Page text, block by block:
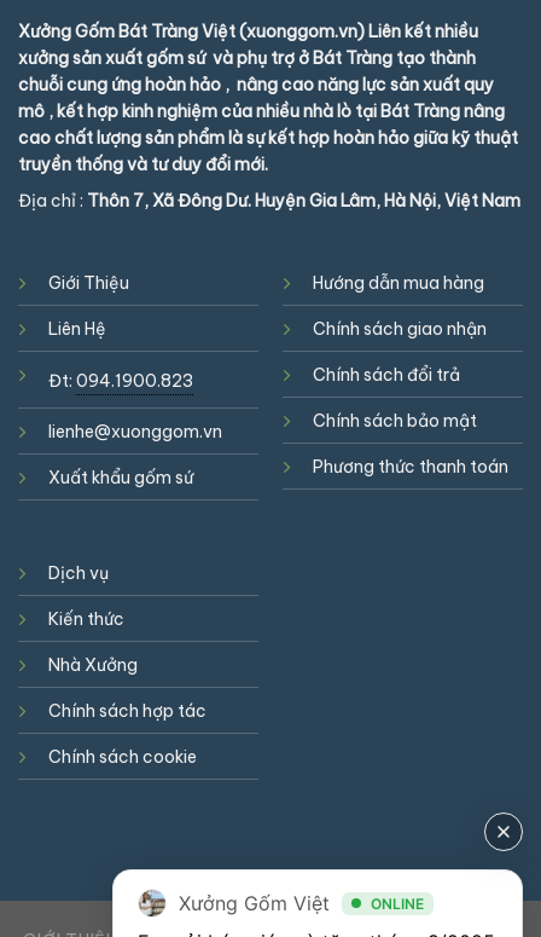
Xưởng Gốm Bát Tràng Việt (xuonggom.vn) Liên kết nhiều
xưởng sản xuất gốm sứ và phụ trợ ở Bát Tràng tạo thành
chuỗi cung ứng hoàn hảo , nâng cao năng lực sản xuất quy
mô , kết hợp kinh nghiệm của nhiều nhà lò tại Bát Tràng nâng
cao chất lượng sản phẩm là sự kết hợp hoàn hảo giữa kỹ thuật
truyền thống và tư duy đổi mới.
Địa chỉ : Thôn 7, Xã Đông Dư. Huyện Gia Lâm, Hà Nội, Việt Nam
Giới Thiệu
Liên Hệ
Đt: 094.1900.823
lienhe@xuonggom.vn
Xuất khẩu gốm sứ
Hướng dẫn mua hàng
Chính sách giao nhận
Chính sách đổi trả
Chính sách bảo mật
Phương thức thanh toán
Dịch vụ
Kiến thức
Nhà Xưởng
Chính sách hợp tác
Chính sách cookie
Xưởng Gốm Việt ONLINE